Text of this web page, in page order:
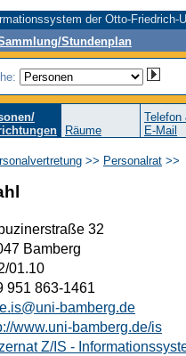
der Otto-Friedrich-
Stundenplan
Räume
Telefon
E-Mail
>> Personalrat >>
32
Bamberg
01.10
951 863-1461
bamberg.de
www.uni-bamberg.de/is
Z/IS -